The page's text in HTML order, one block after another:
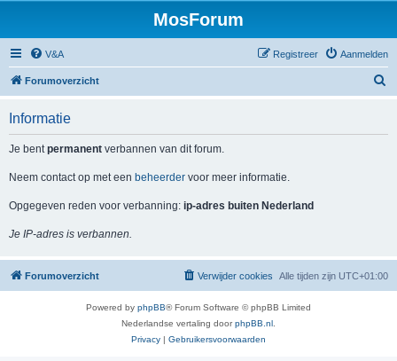
MosForum
V&A Aanmelden
Registreer
Forumoverzicht
Informatie
Je bentpermanent verbannen van dit forum.
Neem contact op met een beheerder voor meer informatie.
Opgegeven reden voor verbanning: ip-adres buiten Nederland
Je IP-adres is verbannen.
Forumoverzicht Alle tijden zijn UTC+01:00
Verwijder cookies
Powered by phpBB® Forum Software © phpBB Limited
Nederlandse vertaling doorphpBB.nl
Privacy | Gebruikersvoorwaarden